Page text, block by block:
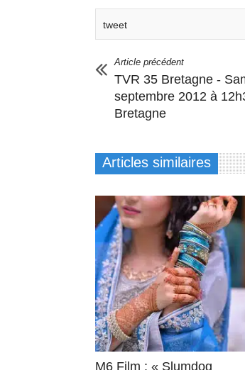
tweet
Article précédent
TVR 35 Bretagne -
septembre 2012 à
Bretagne
Articles similaires
M6 Film : « Slumdog